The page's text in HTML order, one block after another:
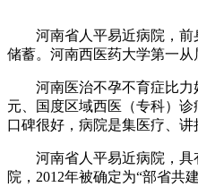
河南省人平易近病院，前身
储蓄。河南西医药大学第一
河南医治不孕不育症比力好
元、国度区域西医（专科）
口碑很好，病院是集医疗、讲
河南省人平易近病院，具有
院，2012年被确定为“部省共